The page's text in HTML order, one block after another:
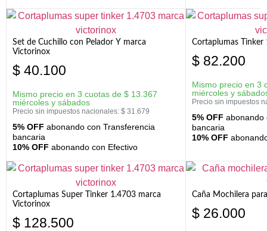
Set de Cuchillo con Pelador Y marca
Victorinox
$ 40.100
Mismo precio en 3 cuotas de $ 13.367
miércoles y sábados
Precio sin impuestos nacionales: $ 31.679
5% OFF abonando con Transferencia
bancaria
10% OFF abonando con Efectivo
Cortaplumas
$ 82.200
Mismo precio en 3
miércoles y
Precio sin impuestos
5% OFF abonando
bancaria
10% OFF
Cortaplumas Super Tinker 1.4703 marca
Victorinox
$ 128.500
Caña Mochilera
$ 26.000